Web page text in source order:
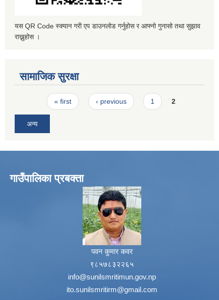
यस QR Code स्क्यान गरी एप डाउनलोड गर्नुहोस र आफ्नो गुनासो तथा सुझाव
राख्नुहोस ।
सामाजिक सुरक्षा
Pages« first ‹ previous 1 2
अन्य
गाउँपालिका प्रबक्ता
पवन कुमार कवर
९८५७८३२२६५
info@sunilsmritimun.gov.np
ito.sunilsmritirm@gmail.com